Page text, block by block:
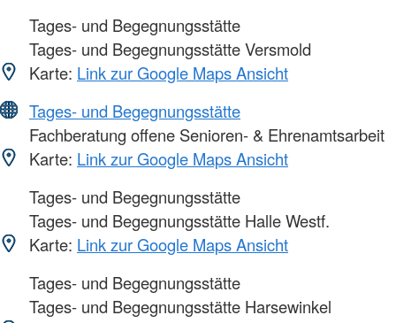
Tages- und Begegnungsstätte
Tages- und Begegnungsstätte Versmold
Karte: Link zur Google Maps Ansicht
Tages- und Begegnungsstätte
Fachberatung offene Senioren- & Ehrenamtsarbeit
Karte: Link zur Google Maps Ansicht
Tages- und Begegnungsstätte
Tages- und Begegnungsstätte Halle Westf.
Karte: Link zur Google Maps Ansicht
Tages- und Begegnungsstätte
Tages- und Begegnungsstätte Harsewinkel